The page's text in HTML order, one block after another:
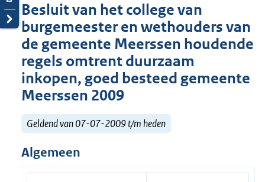
Besluit van het college van
burgemeester en wethouders van
de gemeente Meerssen houdende
regels omtrent duurzaam
inkopen, goed besteed gemeente
Meerssen 2009
Geldend van 07-07-2009 t/m heden
Algemeen